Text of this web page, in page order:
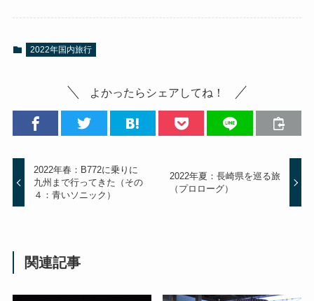
2022年国内旅行
よかったらシェアしてね！
2022年春：B772に乗りに
九州まで行ってきた（その
４：青いソニック）
2022年夏：長崎県を巡る旅
（プロローグ）
関連記事